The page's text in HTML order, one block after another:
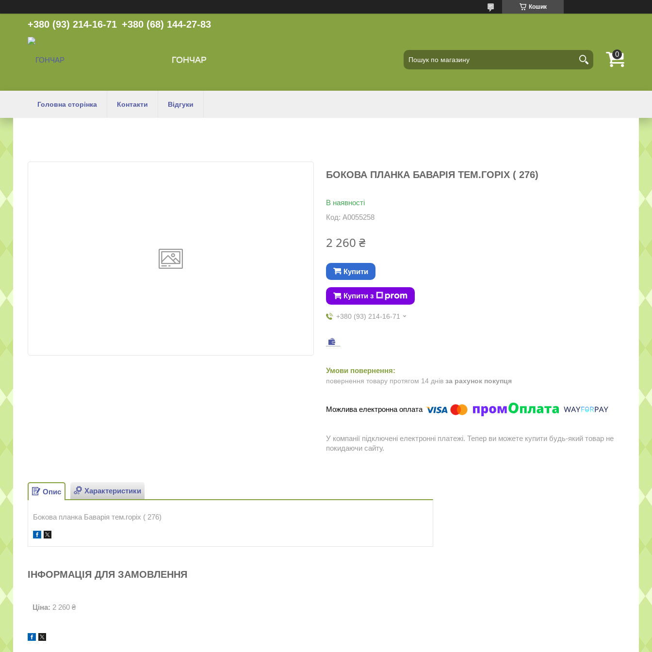
Кошик
+380 (93) 214-16-71 +380 (68) 144-27-83
ГОНЧАР
Головна сторінка Контакти Відгуки
БОКОВА ПЛАНКА БАВАРІЯ ТЕМ.ГОРІХ ( 276)
В наявності
Код: А0055258
2 260 ₴
Купити
Купити з
+380 (93) 214-16-71
повернення товару протягом 14 днів за рахунок покупця
У компанії підключені електронні платежі. Тепер ви можете купити будь-який товар не
покидаючи сайту.
Опис Характеристики
Бокова планка Баварія тем.горіх ( 276)
ІНФОРМАЦІЯ ДЛЯ ЗАМОВЛЕННЯ
Ціна: 2 260 ₴